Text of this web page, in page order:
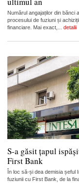
Numărul angajaților din bănci
procesului de fuziuni și
financiare. Mai exact,... detalii
S-a găsit țapul
First Bank
În loc să-și dea demisia șeful
fuziunii cu First Bank, de la